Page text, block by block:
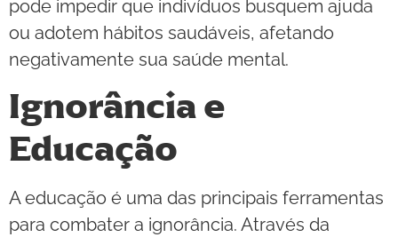
pode impedir que indivíduos busquem ajuda
ou adotem hábitos saudáveis, afetando
negativamente sua saúde mental.
Ignorância e
Educação
A educação é uma das principais ferramentas
para combater a ignorância. Através da